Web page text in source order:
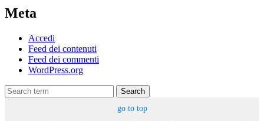
Meta
Accedi
Feed dei contenuti
Feed dei commenti
WordPress.org
Search
go to top